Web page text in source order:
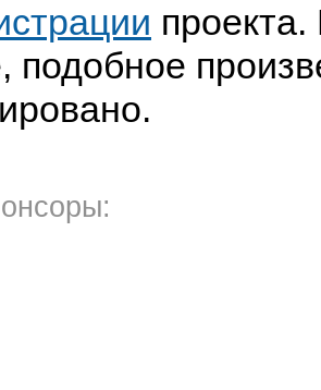
подобное